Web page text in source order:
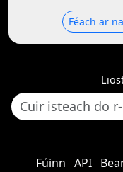
Féach ar
Fúinn API